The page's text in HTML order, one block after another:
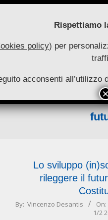
Lo sviluppo
rileggere il
2025-
By: Vincenzo Desantis On:
1/2
Rispettiamo
policy) per
acconsenti all’utilizzo